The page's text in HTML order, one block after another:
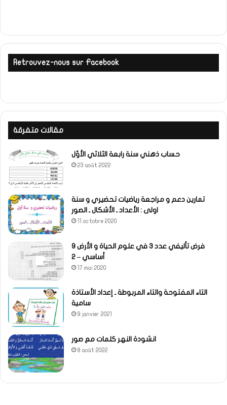
Retrouvez-nous sur Facebook
مقالات متفرقة
حساب ذهني سنة رابعة الثلاثي الأوّل
23 août 2022
تمارين دعم و مراجعة رياضيات تحضيري و سنة
اولى : الأعداد ـ الأشكال ـ الصور
11 octobre 2020
فرض تأليفي عدد 3 في علوم الحياة و الأرض 9
أساسي – 2
17 mai 2020
التاء المفتوحة والتاء المربوطة ـ إعداد الأستاذة
سامية
9 janvier 2021
انشودة النهر كلمات مع صور
8 août 2022